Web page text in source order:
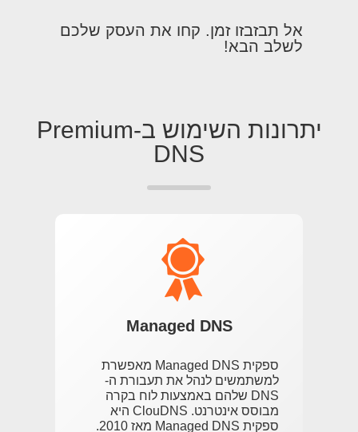
אל תבזבזו זמן. קחו את העסק שלכם
לשלב הבא!
יתרונות השימוש ב-Premium
DNS
Managed DNS
ספקית Managed DNS מאפשרת
למשתמשים לנהל את תעבורת ה-
DNS שלהם באמצעות לוח בקרה
מבוסס אינטרנט. ClouDNS היא